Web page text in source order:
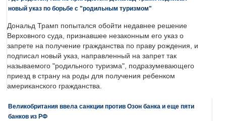
новый указ по борьбе с "родильным туризмом"
Дональд Трамп попытался обойти недавнее решение
Верховного суда, признавшее незаконным его указ о
запрете на получение гражданства по праву рождения, и
подписал новый указ, направленный на запрет так
называемого "родильного туризма", подразумевающего
приезд в страну на роды для получения ребенком
американского гражданства.
Великобритания ввела санкции против Озон банка и еще пяти
банков из РФ